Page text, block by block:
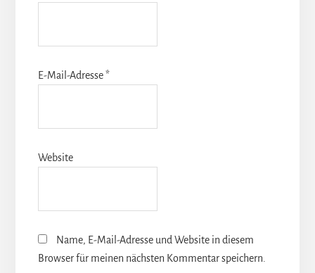
E-Mail-Adresse*
Website
Name, E-Mail-Adresse und Website in diesem
Browser für meinen nächsten Kommentar speichern.